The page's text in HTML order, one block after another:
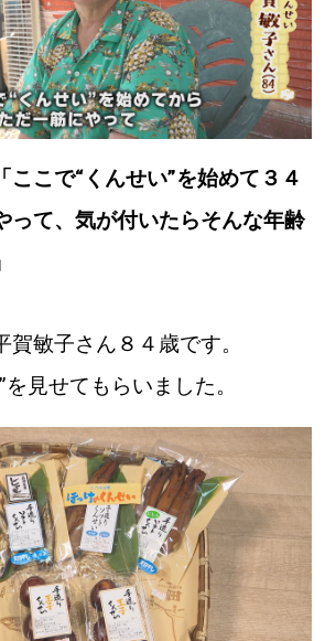
ここで“くんせい”を始めて３４
って、気が付いたらそんな年齢
賀敏子さん８４歳です。
見せてもらいました。